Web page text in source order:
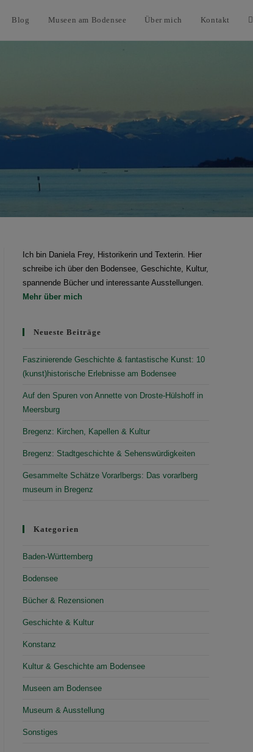
Blog Museen am Bodensee Über mich Kontakt
Ich bin Daniela Frey, Historikerin und Texterin. Hier
schreibe ich über den Bodensee, Geschichte, Kultur,
spannende Bücher und interessante Ausstellungen.
Mehr über mich
Neueste Beiträge
Faszinierende Geschichte & fantastische Kunst: 10
(kunst)historische Erlebnisse am Bodensee
Auf den Spuren von Annette von Droste-Hülshoff in
Meersburg
Bregenz: Kirchen, Kapellen & Kultur
Bregenz: Stadtgeschichte & Sehenswürdigkeiten
Gesammelte Schätze Vorarlbergs: Das vorarlberg
museum in Bregenz
Kategorien
Baden-Württemberg
Bodensee
Bücher & Rezensionen
Geschichte & Kultur
Konstanz
Kultur & Geschichte am Bodensee
Museen am Bodensee
Museum & Ausstellung
Sonstiges